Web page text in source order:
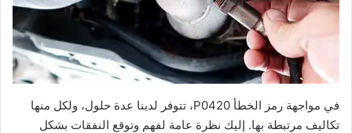
في مواجهة رمز الخطأ P0420، تتوفر لدينا عدة حلول، ولكل منها
تكاليف مرتبطة بها. إليك نظرة عامة لفهم وتوقع النفقات بشكل